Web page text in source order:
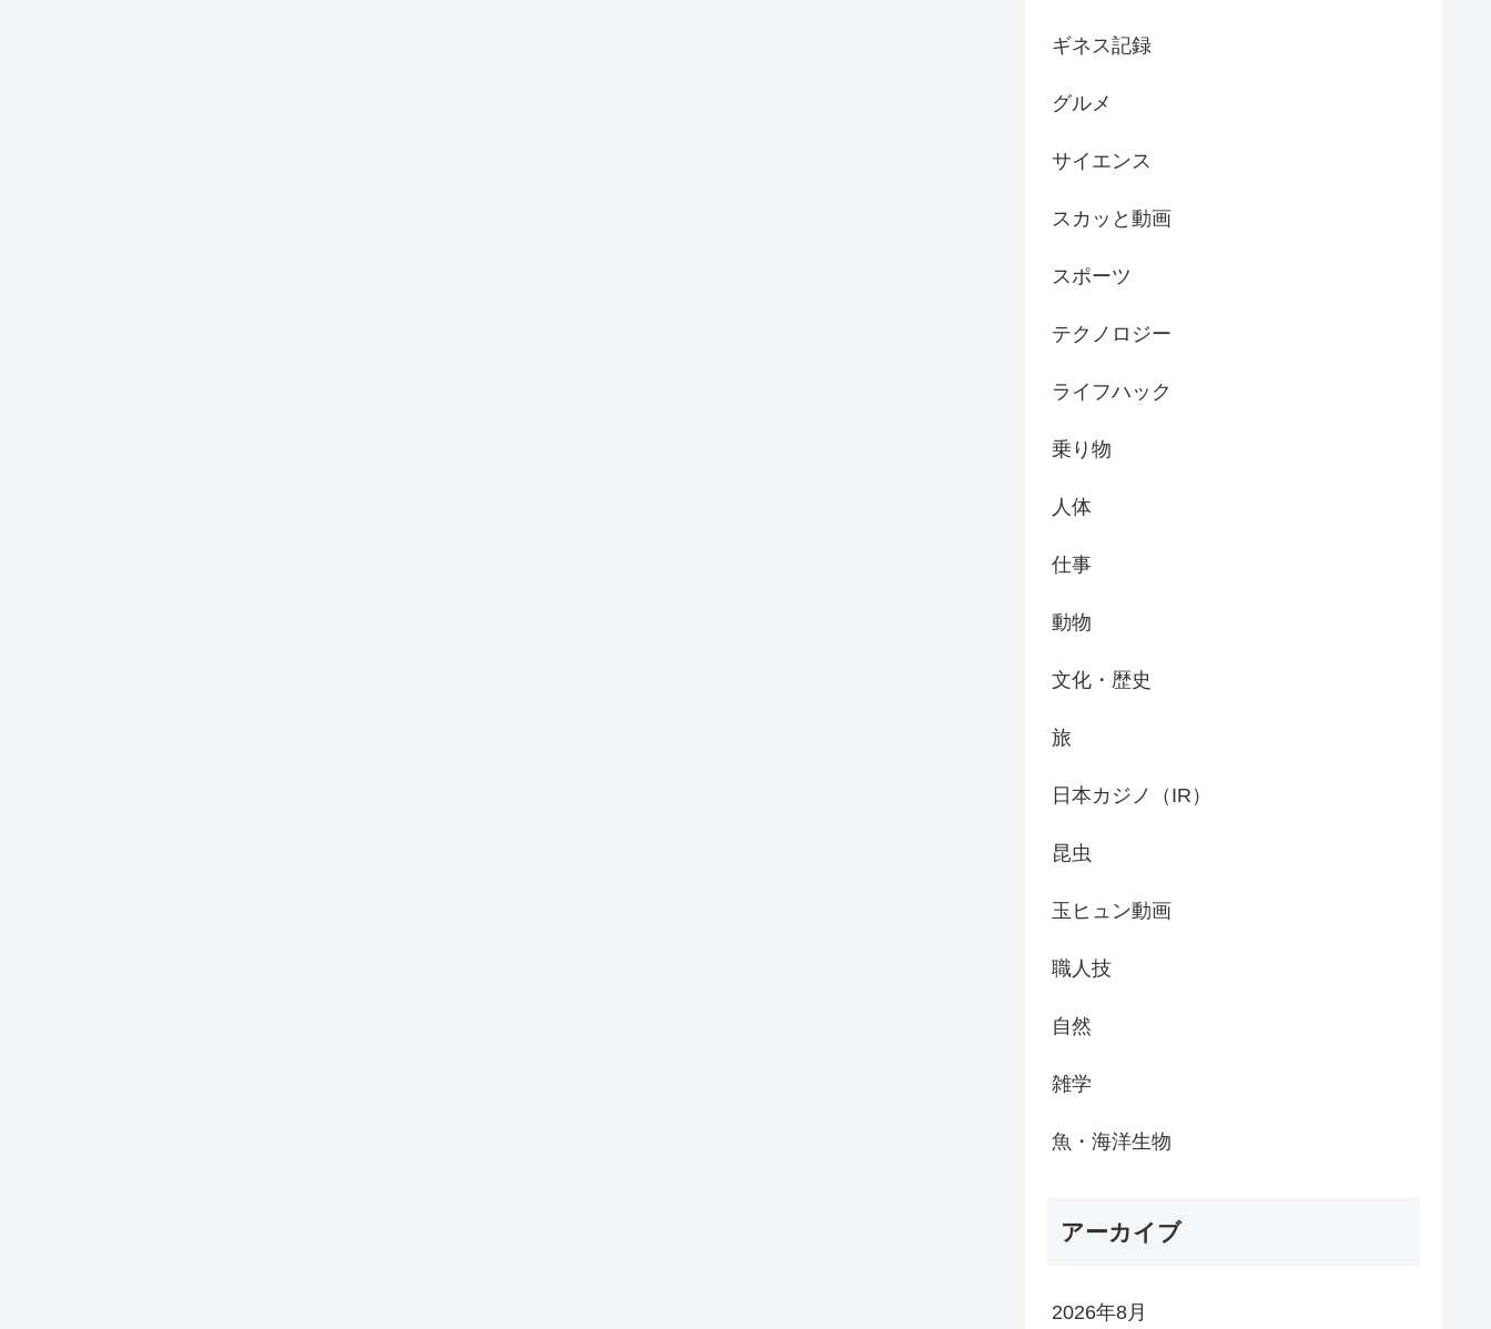
ギネス記録
グルメ
サイエンス
スカッと動画
スポーツ
テクノロジー
ライフハック
乗り物
人体
仕事
動物
文化・歴史
旅
日本カジノ（IR）
昆虫
玉ヒュン動画
職人技
自然
雑学
魚・海洋生物
アーカイブ
2026年8月